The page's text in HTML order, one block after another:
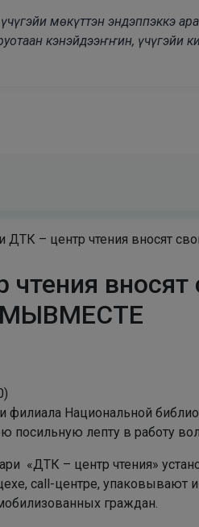
үчүгэйи мөкүттэн
кэнэйдээҥҥин, үчүгэйи
ДТК – центр чтения вносят
вносят
)
филиала Национальной
посильную лепту в работу
«ДТК – центр чтения»
call-центре, упаковывают
граждан.